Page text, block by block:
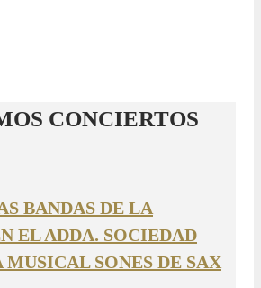
CONCIERTOS
BANDAS DE LA
EL ADDA. SOCIEDAD
SONES DE SAX